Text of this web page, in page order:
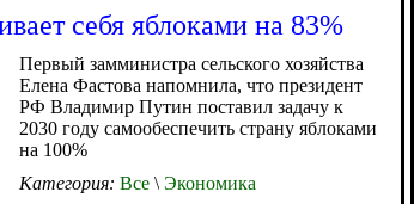
себя яблоками на 83%
Первый замминистра сельского хозяйства
Елена Фастова напомнила, что президент
РФ Владимир Путин поставил задачу к
2030 году самообеспечить страну яблоками
на 100%
Категория: Все \ Экономика